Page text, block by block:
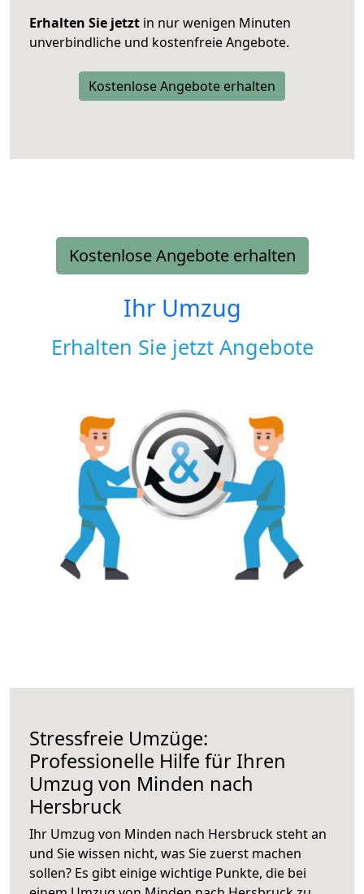
Erhalten Sie jetzt in nur wenigen Minuten
unverbindliche und kostenfreie Angebote.
Kostenlose Angebote erhalten
Kostenlose Angebote erhalten
Ihr Umzug
Erhalten Sie jetzt Angebote
Stressfreie Umzüge:
Professionelle Hilfe für Ihren
Umzug von Minden nach
Hersbruck
Ihr Umzug von Minden nach Hersbruck steht an
und Sie wissen nicht, was Sie zuerst machen
sollen? Es gibt einige wichtige Punkte, die bei